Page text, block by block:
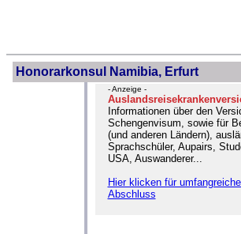
Honorarkonsul Namibia, Erfurt
- Anzeige -
Informationen über den
Schengenvisum, sowie für
(und anderen Ländern),
Sprachschüler, Aupairs,
USA, Auswanderer...
Hier klicken für
Abschluss